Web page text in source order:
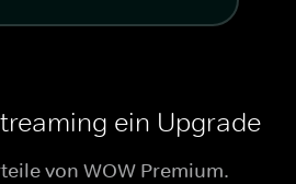
ein Upgrade
von WOW Premium.